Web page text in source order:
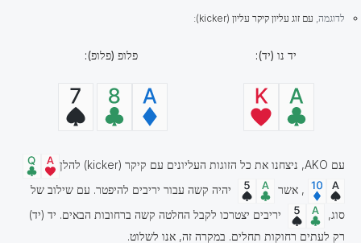
לדוגמה, עם זוג עליון קיקר עליון (kicker):
יד נו (יד): פלופ (פלופ):
עם AKO, ניצחנו את כל הזוגות העליונים עם קיקר (kicker) להלן
, אשר
יהיה קשה עבור יריבים להיפטר. עם שילוב של
סוג,
יריבים יצטרכו לקבל החלטה קשה ברחובות הבאים. יד (יד)
רק לעתים רחוקות תחלים. במקרה זה, אנו לשלוט.